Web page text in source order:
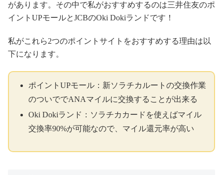
があります。その中で私がおすすめするのは三井住友のポ
イントUPモールとJCBのOki Dokiランドです！
私がこれら2つのポイントサイトをおすすめする理由は以
下になります。
ポイントUPモール：新ソラチカルートの交換作業
のついででANAマイルに交換することが出来る
Oki Dokiランド：ソラチカカードを使えばマイル
交換率90%が可能なので、マイル還元率が高い